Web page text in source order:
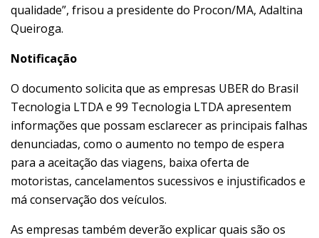
qualidade”, frisou a presidente do Procon/MA, Adaltina
Queiroga.
Notificação
O documento solicita que as empresas UBER do Brasil
Tecnologia LTDA e 99 Tecnologia LTDA apresentem
informações que possam esclarecer as principais falhas
denunciadas, como o aumento no tempo de espera
para a aceitação das viagens, baixa oferta de
motoristas, cancelamentos sucessivos e injustificados e
má conservação dos veículos.
As empresas também deverão explicar quais são os